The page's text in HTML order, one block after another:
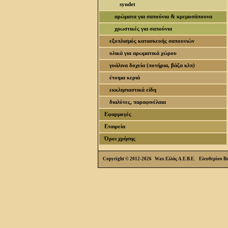
syndet
αρώματα για σαπούνια & κρεμοσάπουνα
χρωστικές για σαπούνια
εξοπλισμός κατασκευής σαπουνιών
υλικά για αρωματικά χώρου
γυάλινα δοχεία (ποτήρια, βάζα κλπ)
έτοιμα κεριά
εκκλησιαστικά είδη
διαλύτες, παραφινέλαια
Εφαρμογές
Εταιρεία
Όροι χρήσης
Copyright © 2012-2026 Wax Ελλάς Α.Ε.Β.Ε. Ελευθερίου